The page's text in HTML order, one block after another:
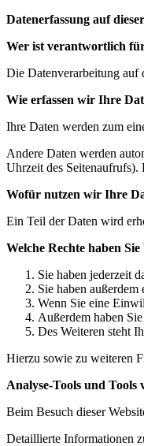
Datenerfassung auf
Wer ist verantwortlich
Die Datenverarbeitung auf
Wie erfassen wir Ihre
Ihre Daten werden zum
Andere Daten werden
Uhrzeit des Seitenaufrufs).
Wofür nutzen wir Ihre
Ein Teil der Daten wird
Welche Rechte haben
Sie haben jederzeit
Sie haben
Wenn Sie eine
Außerdem haben
Des Weiteren steht
Hierzu sowie zu weiteren
Analyse-Tools und
Beim Besuch dieser
Detaillierte Informationen